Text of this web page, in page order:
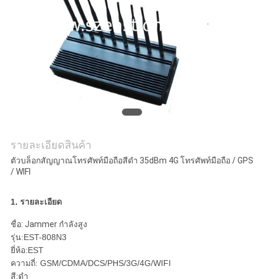
เว็บไซต์
PRIVACY
POLICY
รายละเอียดสินค้า
ตัวบล็อกสัญญาณโทรศัพท์มือถือสีดำ 35dBm 4G โทรศัพท์มือถือ / GPS
/ WIFI
1. รายละเอียด
ชื่อ: Jammer กำลังสูง
รุ่น:EST-808N3
ยี่ห้อ:EST
ความถี่: GSM/CDMA/DCS/PHS/3G/4G/WIFI
สี:ดำ